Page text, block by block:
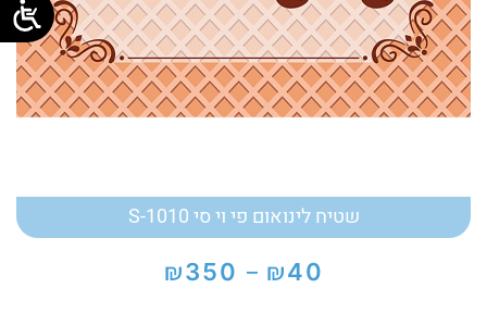
שטיח לינואום פי וי סי S-1010
₪40
–
₪350
טווח